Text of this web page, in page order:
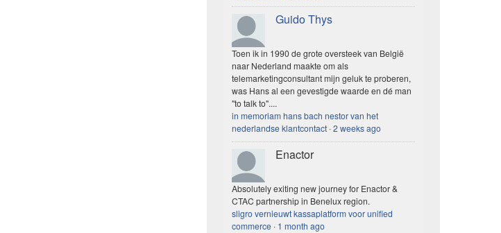
Guido Thys
Toen ik in 1990 de grote oversteek van België
naar Nederland maakte om als
telemarketingconsultant mijn geluk te proberen,
was Hans al een gevestigde waarde en dé man
"to talk to"....
in memoriam hans bach nestor van het
nederlandse klantcontact ·2 weeks ago
Enactor
Absolutely exiting new journey for Enactor &
CTAC partnership in Benelux region.
sligro vernieuwt kassaplatform voor unified
commerce · 1 month ago